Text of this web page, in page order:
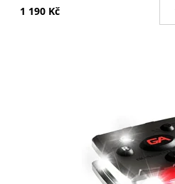
1 190 Kč
MCR-W/W-OLD
GUARDIAN ANGEL